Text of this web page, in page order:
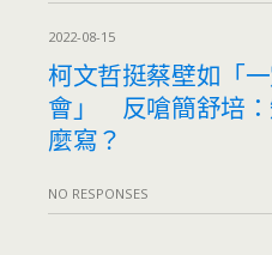
2022-08-15
柯文哲挺蔡壁如「
會」 反嗆簡舒培
麼寫？
NO RESPONSES